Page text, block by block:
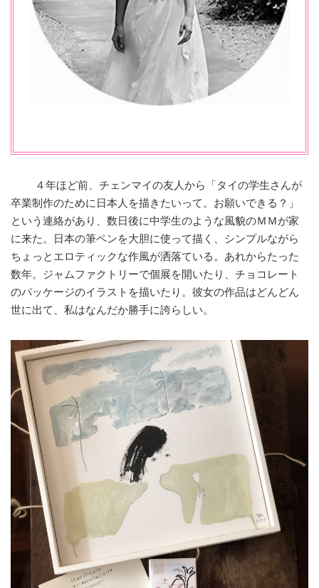
４年ほど前、チェンマイの友人から「タイの学生さんが
卒業制作のために日本人を描きたいって。お願いできる？」
という連絡があり、数日後に中学生のような風貌のＭＭが家
に来た。日本の筆ペンを大胆に使って描く、シンプルながら
ちょっとエロティックな作風が洒落ている。あれからたった
数年。ジャムファクトリーで個展を開いたり、チョコレート
のパッケージのイラストを描いたり。彼女の作品はどんどん
世に出て、私はなんだか勝手に誇らしい。